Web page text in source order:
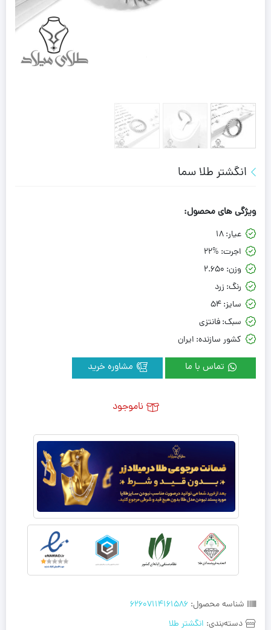
انگشتر طلا سما
شناسه محصول: 62607114161586
دسته‌بندی: انگشتر طلا
ویژگی های محصول:
عیار:18
اجرت: 22%
وزن: 2.650
رنگ: زرد
سایز:54
سبک:فانتزی
کشور سازنده: ایران
تماس با ما
ناموجود